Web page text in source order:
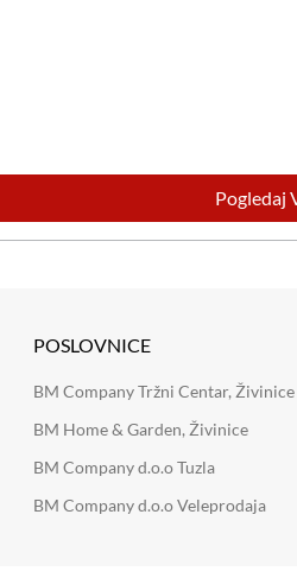
Pogledaj
POSLOVNICE
BM Company Tržni Centar, Živinice
BM Home & Garden, Živinice
BM Company d.o.o Tuzla
BM Company d.o.o Veleprodaja